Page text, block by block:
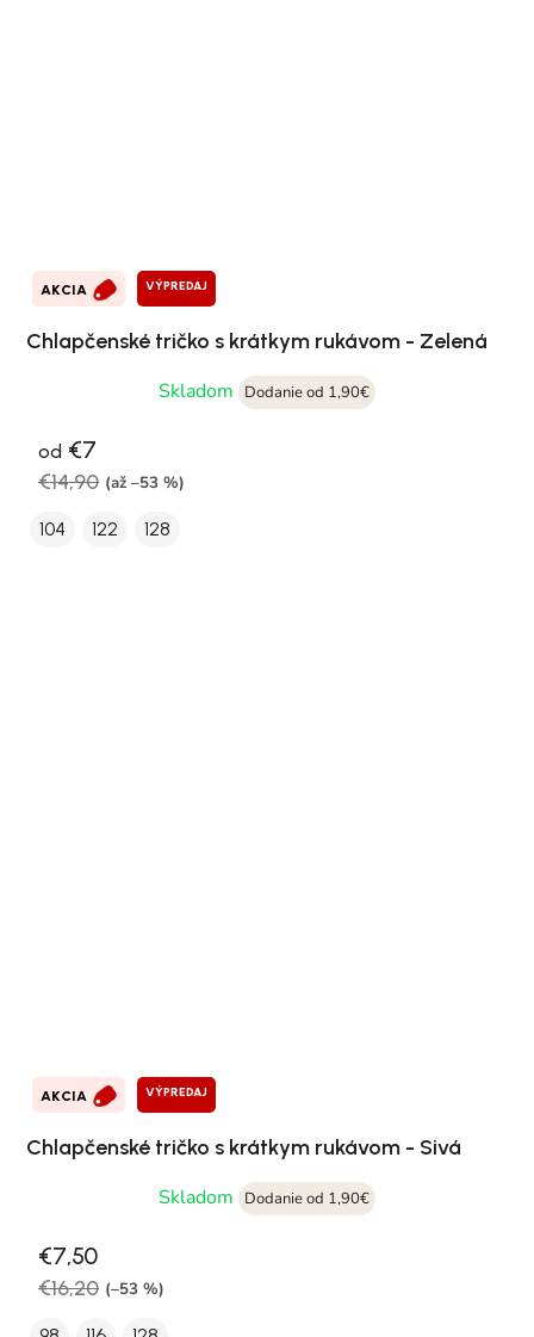
AKCIA VÝPREDAJ
Chlapčenské tričko s krátkym rukávom - Zelená
Skladom
Dodanie od 1,90€
od €7
€14,90 (až –53 %)
104 122 128
AKCIA VÝPREDAJ
Chlapčenské tričko s krátkym rukávom - Sivá
Skladom
Dodanie od 1,90€
€7,50
€16,20 (–53 %)